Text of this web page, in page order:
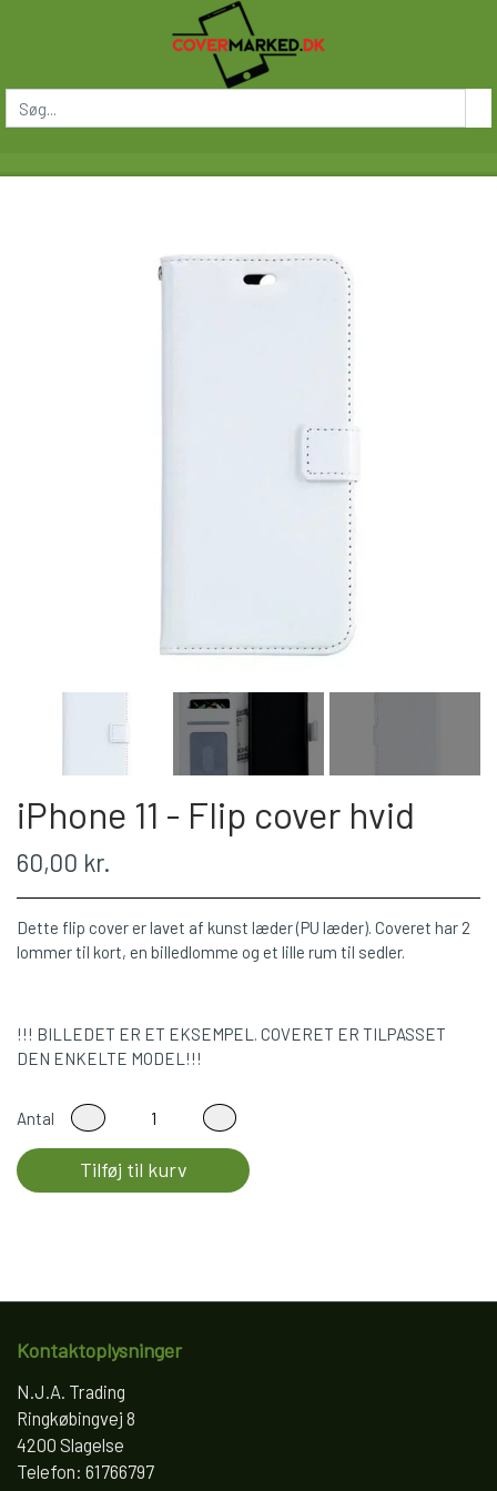
iPhone 11 - Flip cover hvid
60,00 kr.
Dette flip cover er lavet af kunst læder (PU læder). Coveret har 2
lommer til kort, en billedlomme og et lille rum til sedler.
!!! BILLEDET ER ET EKSEMPEL. COVERET ER TILPASSET
DEN ENKELTE MODEL!!!
Antal
Tilføj til kurv
Kontaktoplysninger
N.J.A. Trading
Ringkøbingvej 8
4200 Slagelse
Telefon: 61766797